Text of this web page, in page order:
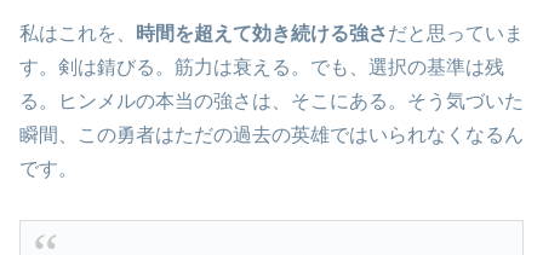
私はこれを、 時間を超えて効き続ける強さだと思っていま
す。剣は錆びる。筋力は衰える。でも、選択の基準は残
る。ヒンメルの本当の強さは、そこにある。そう気づいた
瞬間、この勇者はただの過去の英雄ではいられなくなるん
です。